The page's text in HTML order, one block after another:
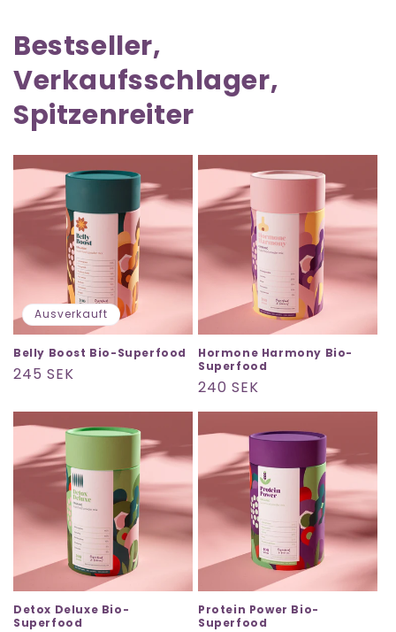
Bestseller,
Verkaufsschlager,
Spitzenreiter
Ausverkauft
Belly Boost Bio-Superfood
Normaler
245 SEK
Hormone Harmony Bio-
Superfood
Normaler
Preis
240 SEK
Detox Deluxe Bio-
Superfood
Protein Power Bio-
Superfood